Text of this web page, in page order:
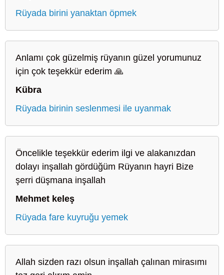
Rüyada birini yanaktan öpmek
Anlamı çok güzelmiş rüyanın güzel yorumunuz
için çok teşekkür ederim 🙏
Kübra
Rüyada birinin seslenmesi ile uyanmak
Öncelikle teşekkür ederim ilgi ve alakanızdan
dolayı inşallah gördüğüm Rüyanın hayri Bize
şerri düşmana inşallah
Mehmet keleş
Rüyada fare kuyruğu yemek
Allah sizden razı olsun inşallah çalınan mirasımı